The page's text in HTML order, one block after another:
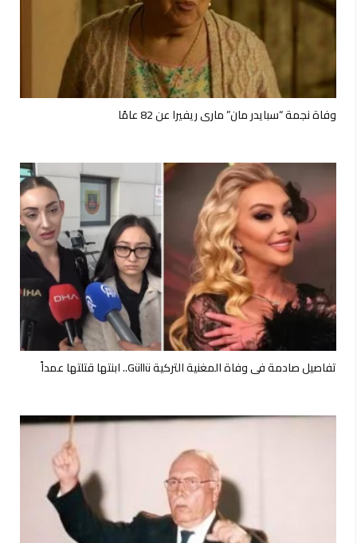
وفاة نجمة “سبايدر مان” ماري ريفيرا عن 82 عامًا
تفاصيل صادمة في وفاة المغنية التركية Güllü.. ابنتها قتلتها عمداً